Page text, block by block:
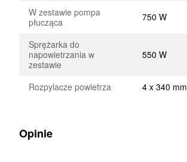
W zestawie pompa
płucząca
750 W
Sprężarka do
napowietrzania w
zestawie
550 W
Rozpylacze powietrza 4 x 340 mm
Opinie